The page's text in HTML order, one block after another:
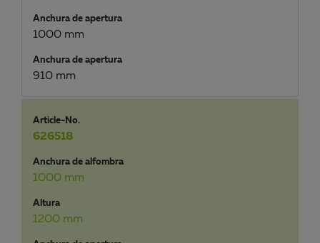
Anchura de apertura
1000 mm
Anchura de apertura
910 mm
Article-No.
626518
Anchura de alfombra
1000 mm
Altura
1200 mm